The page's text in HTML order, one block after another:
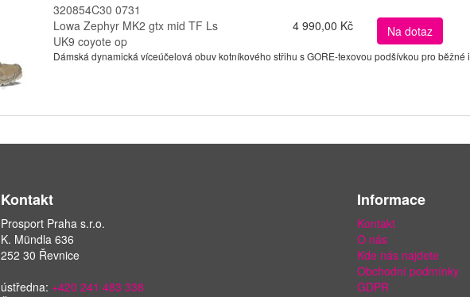
320854C30 0731
Lowa Zephyr MK2 gtx mid TF Ls
UK9 coyote op
4 990,00 Kč Na dotaz
Dámská dynamická víceúčelová obuv kotníkového střihu s GORE-texovou podšívkou pro
Kontakt
Prosport Praha s.r.o.
K. Mündla 636
252 30 Řevnice
ústředna: +420 241 483 338
Informace
Kontakt
O nás
Kde nás najdete
Obchodní podmínky
GDPR